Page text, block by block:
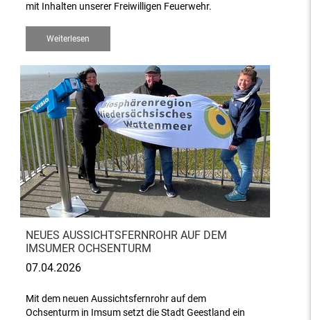
mit Inhalten unserer Freiwilligen Feuerwehr.
Weiterlesen
NEUES AUSSICHTSFERNROHR AUF DEM
IMSUMER OCHSENTURM
07.04.2026
Mit dem neuen Aussichtsfernrohr auf dem
Ochsenturm in Imsum setzt die Stadt Geestland ein